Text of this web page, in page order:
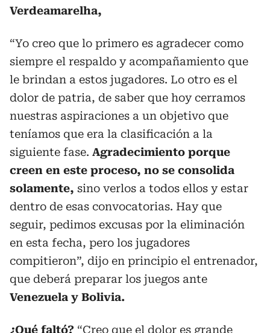
Verdeamarelha,
“Yo creo que lo primero es agradecer como
siempre el respaldo y acompañamiento que
le brindan a estos jugadores. Lo otro es el
dolor de patria, de saber que hoy cerramos
nuestras aspiraciones a un objetivo que
teníamos que era la clasificación a la
siguiente fase. Agradecimiento porque
creen en este proceso, no se consolida
solamente, sino verlos a todos ellos y estar
dentro de esas convocatorias. Hay que
seguir, pedimos excusas por la eliminación
en esta fecha, pero los jugadores
compitieron”, dijo en principio el entrenador,
que deberá preparar los juegos ante
Venezuela y Bolivia.
¿Qué faltó? “Creo que el dolor es grande